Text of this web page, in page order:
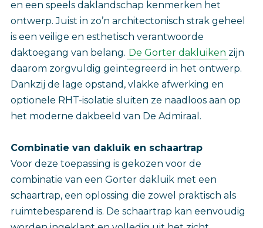
en een speels daklandschap kenmerken het
ontwerp. Juist in zo’n architectonisch strak geheel
is een veilige en esthetisch verantwoorde
daktoegang van belang. De Gorter dakluiken zijn
daarom zorgvuldig geïntegreerd in het ontwerp.
Dankzij de lage opstand, vlakke afwerking en
optionele RHT-isolatie sluiten ze naadloos aan op
het moderne dakbeeld van De Admiraal.
Combinatie van dakluik en schaartrap
Voor deze toepassing is gekozen voor de
combinatie van een Gorter dakluik met een
schaartrap, een oplossing die zowel praktisch als
ruimtebesparend is. De schaartrap kan eenvoudig